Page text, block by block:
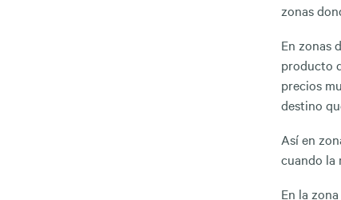
zonas
En zonas
producto
precios
destino
Así en
cuando la
En la